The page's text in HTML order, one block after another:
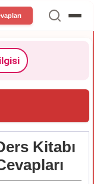
Kitabı